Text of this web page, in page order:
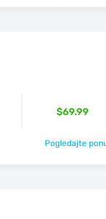
$69.99
Pogledajte